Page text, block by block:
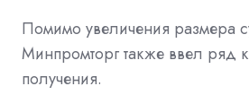
Помимо увеличения размера
Минпромторг также ввел ряд
получения.